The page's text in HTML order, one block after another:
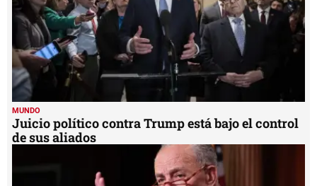
MUNDO
Juicio político contra Trump está bajo el control
de sus aliados